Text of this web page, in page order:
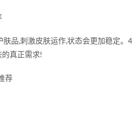
品,刺激皮肤运作,状态会更加稳定。4
真正需求!